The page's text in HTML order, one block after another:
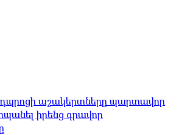
աշակերտները պարտավոր
իրենց գրավոր